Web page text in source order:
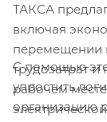
ТАКСА
включая
перемещении
трудозатрат
рабочем
С помощью
упростить
организацию